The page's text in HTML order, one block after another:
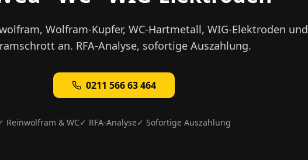
Wolfram-Kupfer, WC-Hartmetall, WIG-Elektroden und
an. RFA-Analyse, sofortige Auszahlung.
0211 566 63 464
Reinwolfram & WC✓ RFA-Analyse✓ Sofortige Auszahlung